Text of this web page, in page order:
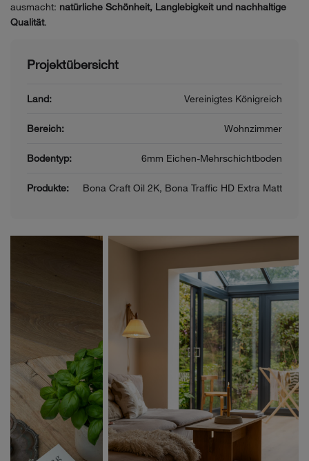
ausmacht: natürliche Schönheit, Langlebigkeit und nachhaltige
Qualität.
Projektübersicht
Land: Vereinigtes Königreich
Bereich: Wohnzimmer
Bodentyp: 6mm Eichen-Mehrschichtboden
Produkte: Bona Craft Oil 2K, Bona Traffic HD Extra Matt